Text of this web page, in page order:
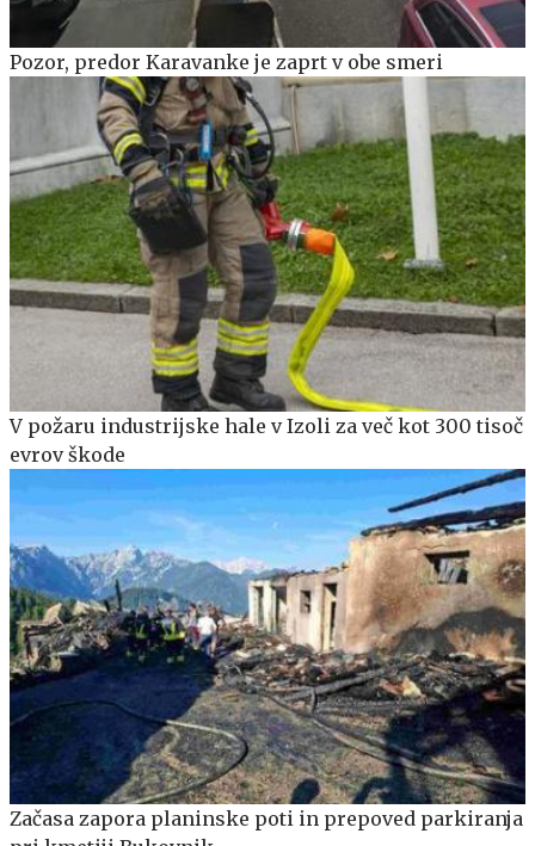
Pozor, predor Karavanke je zaprt v obe smeri
V požaru industrijske hale v Izoli za več kot 300 tisoč
evrov škode
Začasa zapora planinske poti in prepoved parkiranja